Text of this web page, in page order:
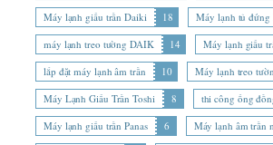
Máy lạnh giấu trần Daiki
18 Máy lạnh tủ đứng
máy lạnh treo tường DAIK
14 Máy lạnh giấu
lắp đặt máy lạnh âm trần
10 Máy lạnh treo
Máy Lạnh Giấu Trần Toshi
8 thi công ống
Máy lạnh giấu trần Panas
6 Máy lạnh âm trần